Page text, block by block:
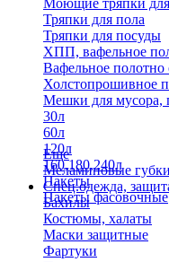
Моющие тряпки
Тряпки для пола
Тряпки для посуды
ХПП, вафельное
Вафельное полотно
Холстопрошивное
Мешки для мусора,
30л
60л
120л
160,180,240л
Пакеты
Пакеты фасовочные
Еще
Меламиновые губки
Спец.одежда,
Бахилы
Костюмы, халаты
Маски защитные
Фартуки